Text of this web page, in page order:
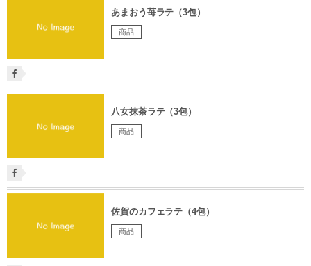
あまおう苺ラテ（3包）
商品
八女抹茶ラテ（3包）
商品
佐賀のカフェラテ（4包）
商品